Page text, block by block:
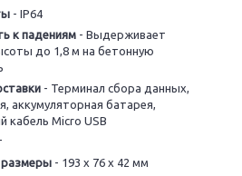
- IP64
к падениям - Выдерживает
до 1,8 м на бетонную
- Терминал сбора данных,
аккумуляторная батарея,
кабель Micro USB
размеры - 193 x 76 x 42 мм